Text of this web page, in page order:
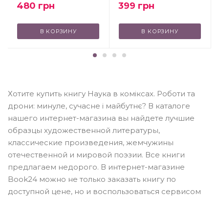
480 грн
В КОРЗИНУ
399 грн
В КОРЗИНУ
Хотите купить книгу Наука в коміксах. Роботи та
дрони: минуле, сучасне і майбутнє? В каталоге
нашего интернет-магазина вы найдете лучшие
образцы художественной литературы,
классические произведения, жемчужины
отечественной и мировой поэзии. Все книги
предлагаем недорого. В интернет-магазине
Book24 можно не только заказать книгу по
доступной цене, но и воспользоваться сервисом